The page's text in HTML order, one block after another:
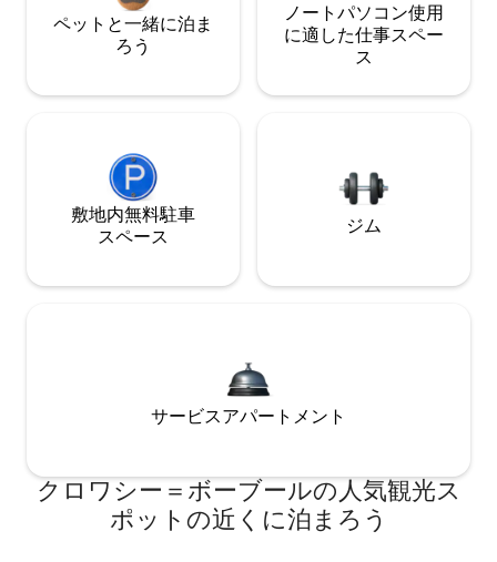
ペットと一緒に泊ま
ろう
ノートパソコン使用
に適した仕事スペー
ス
敷地内無料駐⁠車
ス⁠ペ⁠ー⁠ス
ジム
サービスアパートメント
クロワシー＝ボーブールの人気観光ス
ポットの近くに泊まろう